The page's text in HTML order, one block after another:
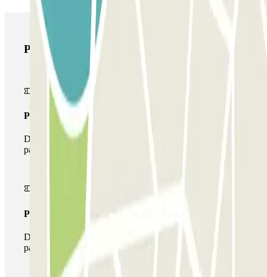
Prodotti di Parclick
Pass unico
Durante il tuo soggiorno potrai entrare e uscire dal
parcheggio una sola volta
Pass multiparking
Durante il tuo soggiorno potrai usufruire dell'intera rete di
parcheggi disponibili su Parclick.